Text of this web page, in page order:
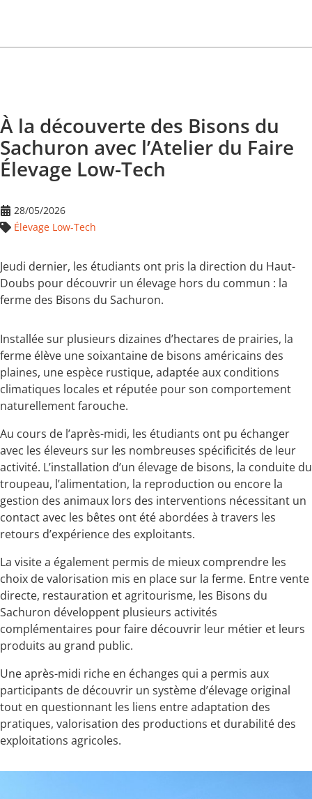
À la découverte des Bisons du
Sachuron avec l’Atelier du Faire
Élevage Low-Tech
28/05/2026
Élevage Low-Tech
Jeudi dernier, les étudiants ont pris la direction du Haut-
Doubs pour découvrir un élevage hors du commun : la
ferme des Bisons du Sachuron.
Installée sur plusieurs dizaines d’hectares de prairies, la
ferme élève une soixantaine de bisons américains des
plaines, une espèce rustique, adaptée aux conditions
climatiques locales et réputée pour son comportement
naturellement farouche.
Au cours de l’après-midi, les étudiants ont pu échanger
avec les éleveurs sur les nombreuses spécificités de leur
activité. L’installation d’un élevage de bisons, la conduite du
troupeau, l’alimentation, la reproduction ou encore la
gestion des animaux lors des interventions nécessitant un
contact avec les bêtes ont été abordées à travers les
retours d’expérience des exploitants.
La visite a également permis de mieux comprendre les
choix de valorisation mis en place sur la ferme. Entre vente
directe, restauration et agritourisme, les Bisons du
Sachuron développent plusieurs activités
complémentaires pour faire découvrir leur métier et leurs
produits au grand public.
Une après-midi riche en échanges qui a permis aux
participants de découvrir un système d’élevage original
tout en questionnant les liens entre adaptation des
pratiques, valorisation des productions et durabilité des
exploitations agricoles.